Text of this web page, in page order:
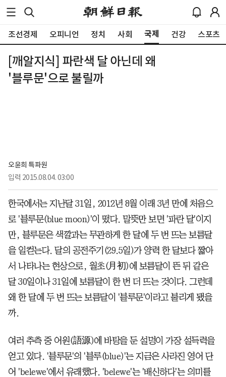
조선경제 오피니언 정치 사회 국제 건강 스포츠
[깨알지식] 파란색 달 아닌데 왜
'블루문'으로 불릴까
오윤희 특파원
입력 2015.08.04. 03:00
한국에서는 지난달 31일, 2012년 8월 이래 3년 만에 처음으
로 '블루문(blue moon)'이 떴다. 말뜻만 보면 '파란 달'이지
만, 블루문은 색깔과는 무관하게 한 달에 두 번 뜨는 보름달
을 일컫는다. 달의 공전주기(29.5일)가 양력 한 달보다 짧아
서 나타나는 현상으로, 월초(月初)에 보름달이 뜬 뒤 같은
달 30일이나 31일에 보름달이 한 번 더 뜨는 것이다. 그런데
왜 한 달에 두 번 뜨는 보름달이 '블루문'이라고 불리게 됐을
까.
여러 추측 중 어원(語源)에 바탕을 둔 설명이 가장 설득력을
얻고 있다. '블루문'의 '블루(blue)'는 지금은 사라진 영어 단
어 'belewe'에서 유래했다. 'belewe'는 '배신하다'는 의미를